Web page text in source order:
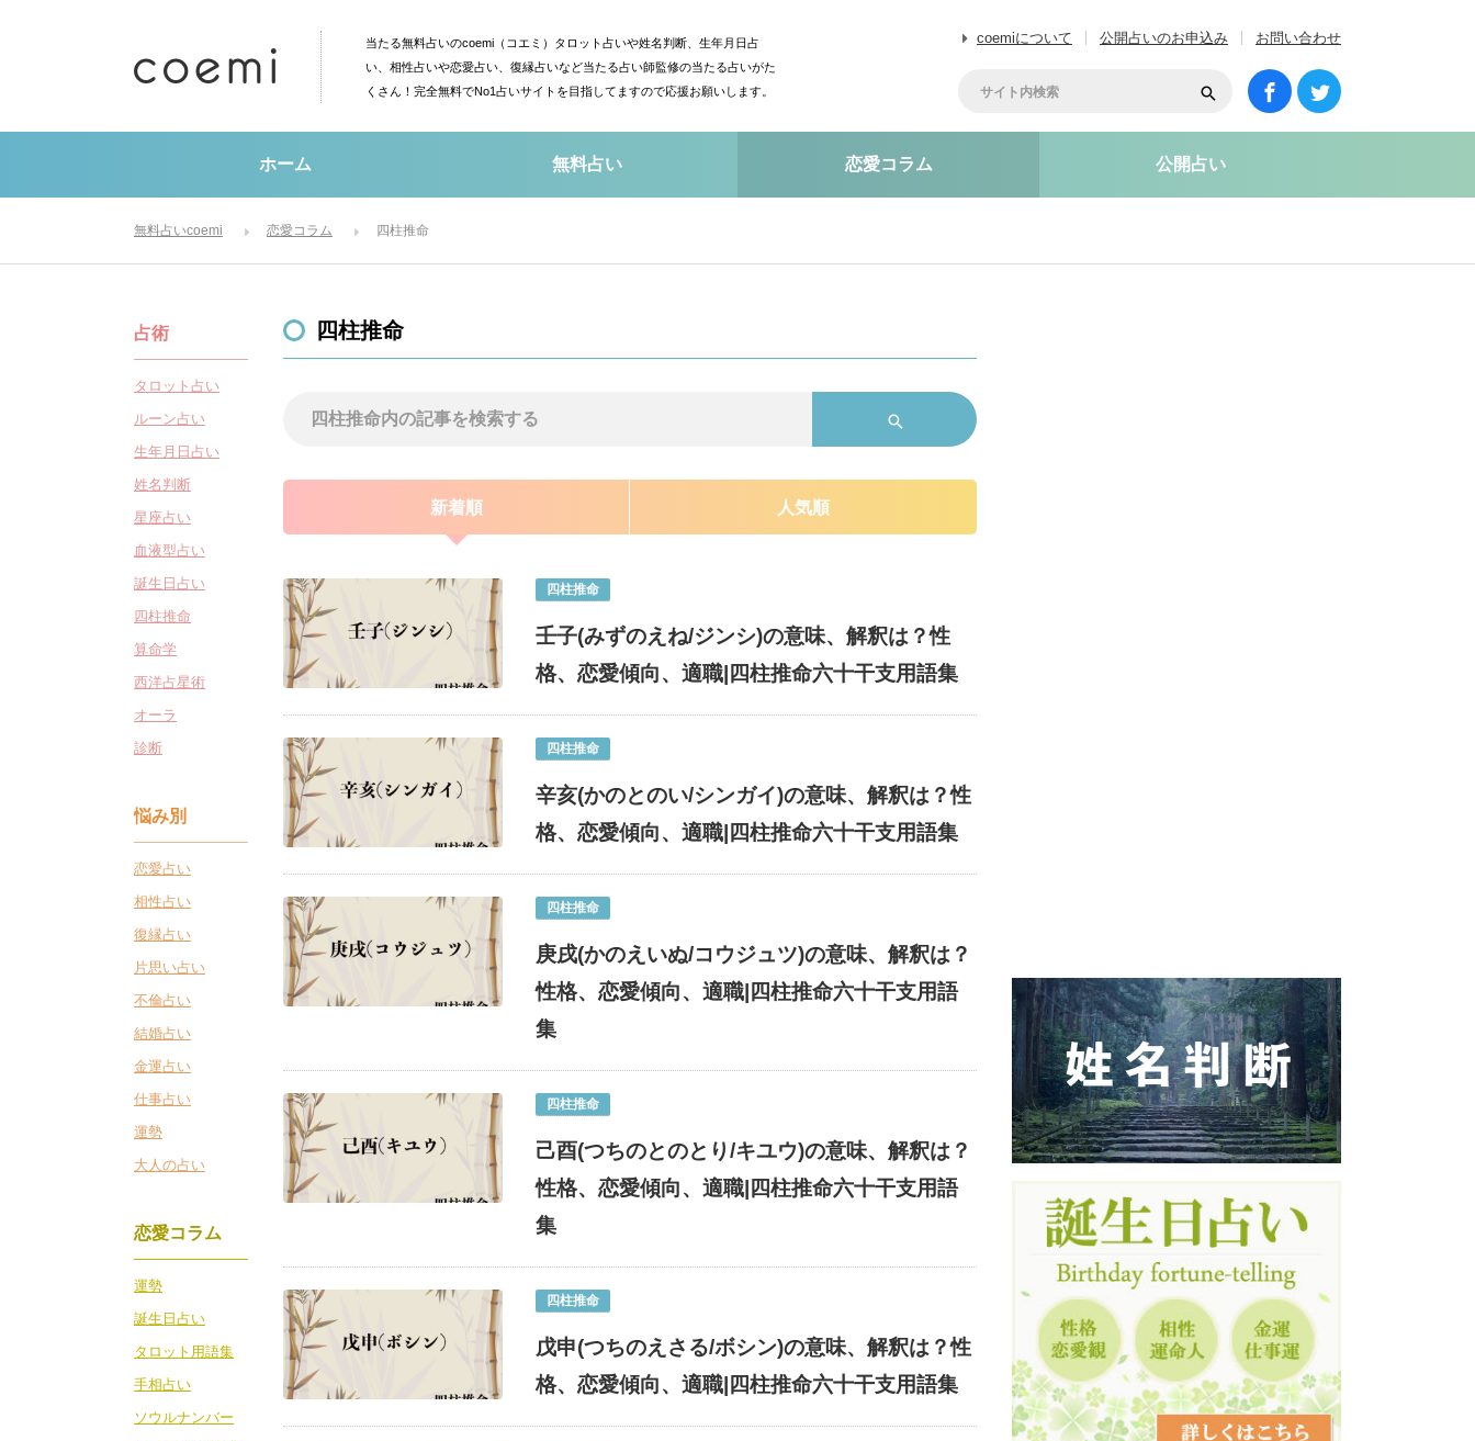
当たる無料占いのcoemi（コエミ）タロット占いや姓名判断、生年月日占
い、相性占いや恋愛占い、復縁占いなど当たる占い師監修の当たる占いがた
くさん！完全無料でNo1占いサイトを目指してますので応援お願いします。
coemiについて 公開占いのお申込み お問い合わせ
ホーム 無料占い 恋愛コラム 公開占い
無料占いcoemi 恋愛コラム 四柱推命
四柱推命
新着順 人気順
四柱推命
壬子(みずのえね/ジンシ)の意味、解釈は？性
格、恋愛傾向、適職|四柱推命六十干支用語集
四柱推命
辛亥(かのとのい/シンガイ)の意味、解釈は？性
格、恋愛傾向、適職|四柱推命六十干支用語集
四柱推命
庚戌(かのえいぬ/コウジュツ)の意味、解釈は？
性格、恋愛傾向、適職|四柱推命六十干支用語
集
四柱推命
己酉(つちのとのとり/キユウ)の意味、解釈は？
性格、恋愛傾向、適職|四柱推命六十干支用語
集
四柱推命
戊申(つちのえさる/ボシン)の意味、解釈は？性
格、恋愛傾向、適職|四柱推命六十干支用語集
占術
タロット占い
ルーン占い
生年月日占い
姓名判断
星座占い
血液型占い
誕生日占い
四柱推命
算命学
西洋占星術
オーラ
診断
悩み別
恋愛占い
相性占い
復縁占い
片思い占い
不倫占い
結婚占い
金運占い
仕事占い
運勢
大人の占い
恋愛コラム
運勢
誕生日占い
タロット用語集
手相占い
ソウルナンバー